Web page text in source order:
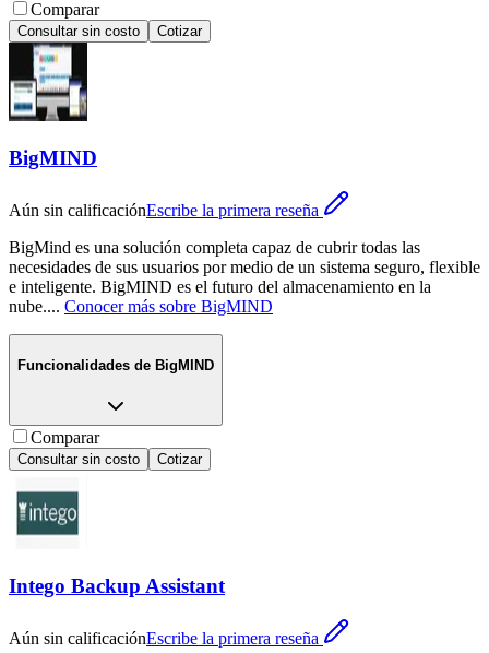
Comparar
Consultar sin costo Cotizar
BigMIND
Aún sin calificaciónEscribe la primera reseña
BigMind es una solución completa capaz de cubrir todas las
necesidades de sus usuarios por medio de un sistema seguro, flexible
e inteligente. BigMIND es el futuro del almacenamiento en la
nube.... Conocer más sobre BigMIND
Funcionalidades de BigMIND
Comparar
Consultar sin costo Cotizar
Intego Backup Assistant
Aún sin calificaciónEscribe la primera reseña